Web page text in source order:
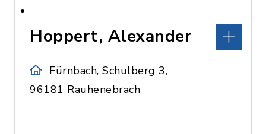
Hoppert, Alexander
Fürnbach, Schulberg 3,
96181 Rauhenebrach